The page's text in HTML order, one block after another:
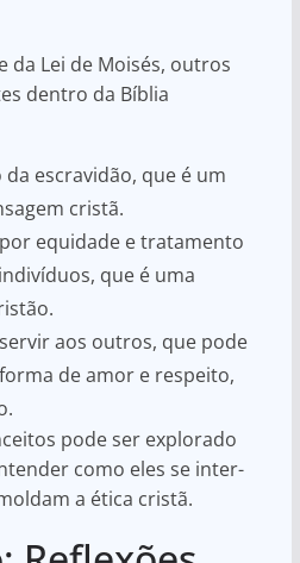
da Lei de Moisés, outros
dentro da Bíblia
escravidão, que é um
cristã.
equidade e tratamento
que é uma
aos outros, que pode
de amor e respeito,
pode ser explorado
como eles se inter-
a ética cristã.